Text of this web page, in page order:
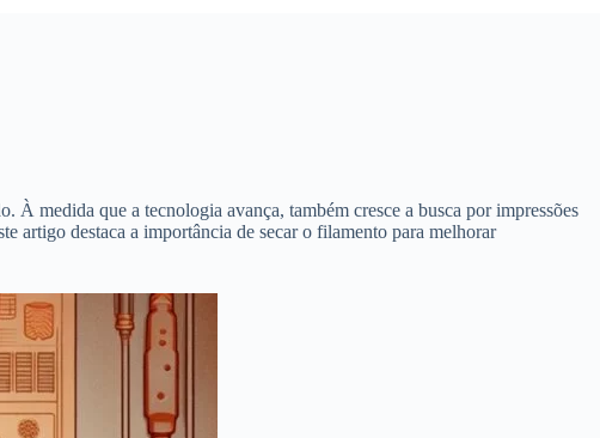
À medida que a tecnologia avança, também cresce a busca por impressões
artigo destaca a importância de secar o filamento para melhorar